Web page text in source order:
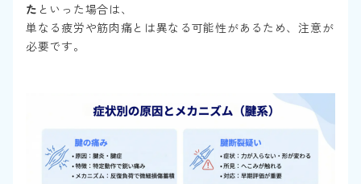
た といった場合は、
単なる疲労や筋肉痛とは異なる可能性があるため、注意が
必要です。